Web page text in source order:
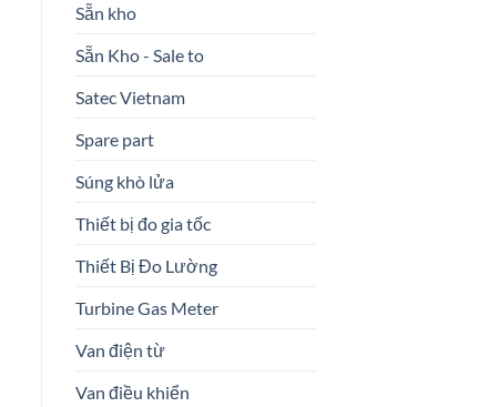
Sẵn kho
Sẵn Kho - Sale to
Satec Vietnam
Spare part
Súng khò lửa
Thiết bị đo gia tốc
Thiết Bị Đo Lường
Turbine Gas Meter
Van điện từ
Van điều khiển